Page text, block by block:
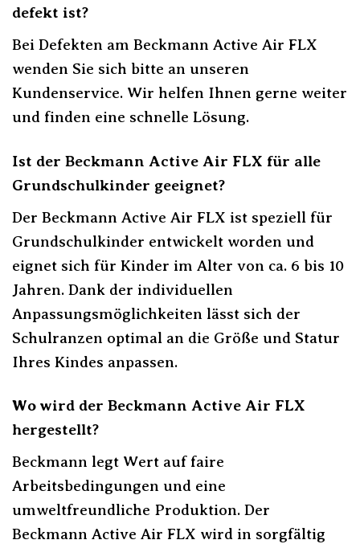
defekt ist?
Bei Defekten am Beckmann Active Air FLX
wenden Sie sich bitte an unseren
Kundenservice. Wir helfen Ihnen gerne weiter
und finden eine schnelle Lösung.
Ist der Beckmann Active Air FLX für alle
Grundschulkinder geeignet?
Der Beckmann Active Air FLX ist speziell für
Grundschulkinder entwickelt worden und
eignet sich für Kinder im Alter von ca. 6 bis 10
Jahren. Dank der individuellen
Anpassungsmöglichkeiten lässt sich der
Schulranzen optimal an die Größe und Statur
Ihres Kindes anpassen.
Wo wird der Beckmann Active Air FLX
hergestellt?
Beckmann legt Wert auf faire
Arbeitsbedingungen und eine
umweltfreundliche Produktion. Der
Beckmann Active Air FLX wird in sorgfältig